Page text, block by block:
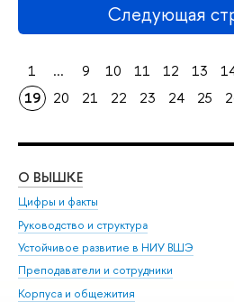
Следующая
1 ... 9 10 11 12 13
19
20 21 22 23 24 25
О ВЫШКЕ
Цифры и факты
Руководство и структура
Устойчивое развитие в НИУ ВШЭ
Преподаватели и сотрудники
Корпуса и общежития